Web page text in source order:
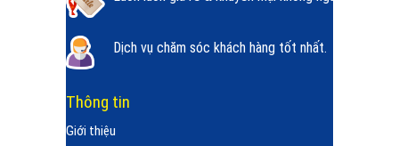
Dịch vụ chăm sóc khách hàng tốt nhất.
Thông tin
Giới thiệu